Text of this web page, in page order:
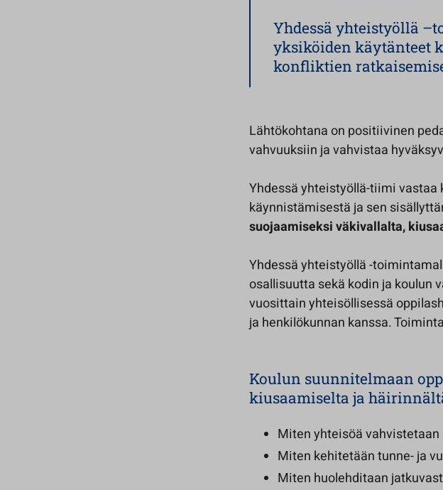
Yhdessä yhteistyöllä
yksiköiden käytänteet
konfliktien
Lähtökohtana on positiivinen
vahvuuksiin ja vahvistaa
Yhdessä yhteistyöllä-tiimi
käynnistämisestä ja sen
suojaamiseksi väkivallalta,
Yhdessä yhteistyöllä -
osallisuutta sekä kodin ja koulun
vuosittain yhteisöllisessä
ja henkilökunnan kanssa.
Koulun suunnitelmaan
kiusaamiselta ja
Miten yhteisöä
Miten kehitetään tunne- ja
Miten huolehditaan